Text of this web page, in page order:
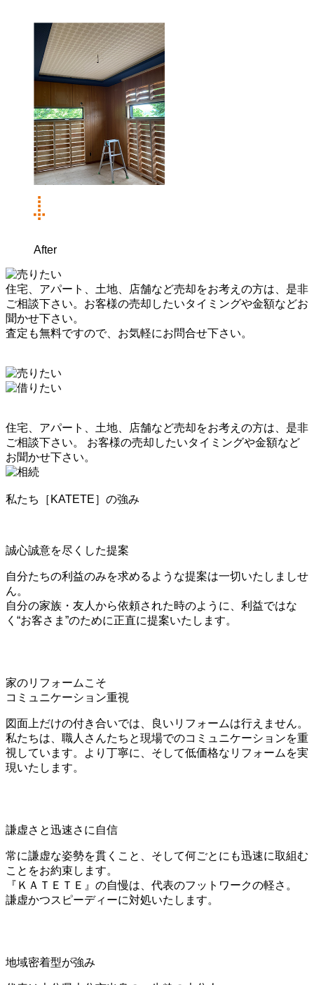
After
住宅、アパート、土地、店舗など売却をお考えの方は、是非
ご相談下さい。お客様の売却したいタイミングや金額などお
聞かせ下さい。
査定も無料ですので、お気軽にお問合せ下さい。
住宅、アパート、土地、店舗など売却をお考えの方は、是非
ご相談下さい。 お客様の売却したいタイミングや金額など
お聞かせ下さい。
私たち［KATETE］の強み
誠心誠意を尽くした提案
自分たちの利益のみを求めるような提案は一切いたしましせ
ん。
自分の家族・友人から依頼された時のように、利益ではな
く“お客さま”のために正直に提案いたします。
家のリフォームこそ
コミュニケーション重視
図面上だけの付き合いでは、良いリフォームは行えません。
私たちは、職人さんたちと現場でのコミュニケーションを重
視しています。より丁寧に、そして低価格なリフォームを実
現いたします。
謙虚さと迅速さに自信
常に謙虚な姿勢を貫くこと、そして何ごとにも迅速に取組む
ことをお約束します。
『ＫＡＴＥＴＥ』の自慢は、代表のフットワークの軽さ。
謙虚かつスピーディーに対処いたします。
地域密着型が強み